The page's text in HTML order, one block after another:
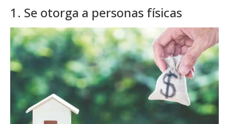
1. Se otorga a personas físicas